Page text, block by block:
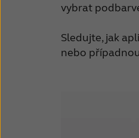
vybrat
Sledujte, jak
nebo